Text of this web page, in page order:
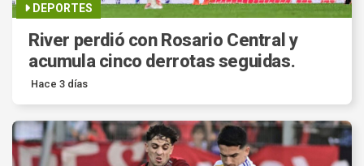
DEPORTES
River perdió con Rosario Central y
acumula cinco derrotas seguidas.
Hace 3 días